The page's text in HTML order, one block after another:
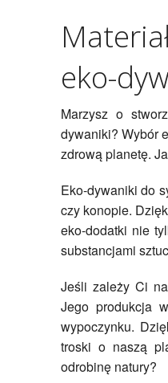
eko-
Marzysz o
dywaniki? Wybór
zdrową planetę.
Eko-dywaniki do
czy konopie.
eko-dodatki nie
substancjami
Jeśli zależy Ci
Jego produkcja
wypoczynku.
troski o naszą
odrobinę natury?